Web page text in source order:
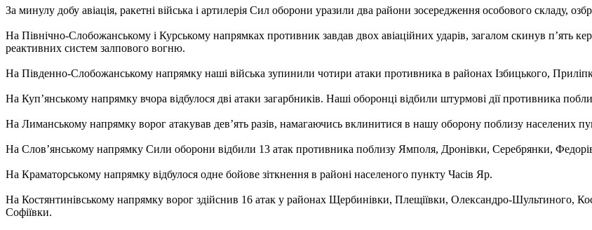
За минулу добу авіація, ракетні війська і артилерія Сил оборони уразили два райони зосередження особового складу,
На Північно-Слобожанському і Курському напрямках противник завдав двох авіаційних ударів, загалом скинув п’ять
реактивних систем залпового вогню.
На Південно-Слобожанському напрямку наші війська зупинили чотири атаки противника в районах Ізбицького,
На Куп’янському напрямку вчора відбулося дві атаки загарбників. Наші оборонці відбили штурмові дії противника
На Лиманському напрямку ворог атакував дев’ять разів, намагаючись вклинитися в нашу оборону поблизу населених
На Слов’янському напрямку Сили оборони відбили 13 атак противника поблизу Ямполя, Дронівки, Серебрянки,
На Краматорському напрямку відбулося одне бойове зіткнення в районі населеного пункту Часів Яр.
На Костянтинівському напрямку ворог здійснив 16 атак у районах Щербинівки, Плещіївки, Олександро-Шультиного,
Софіївки.